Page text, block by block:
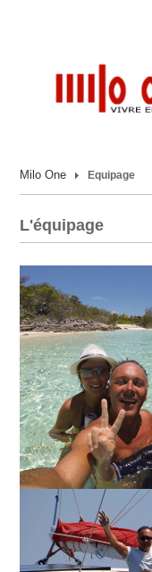
Carnets de Voyage
Actualités
Milo One Equipage
L'équipage